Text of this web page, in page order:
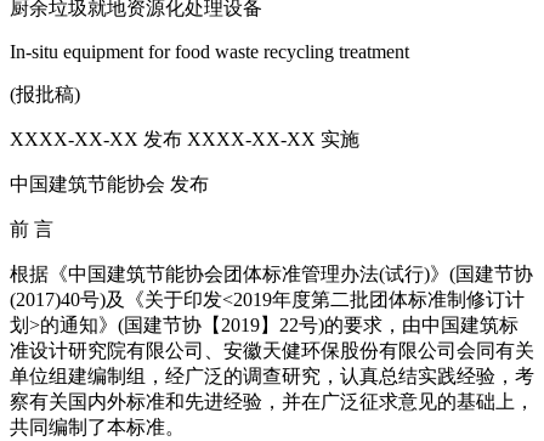
厨余垃圾就地资源化处理设备
In-situ equipment for food waste recycling treatment
(报批稿)
XXXX-XX-XX 发布 XXXX-XX-XX 实施
中国建筑节能协会 发布
前 言
根据《中国建筑节能协会团体标准管理办法(试行)》(国建节协
(2017)40号)及《关于印发<2019年度第二批团体标准制修订计
划>的通知》(国建节协【2019】22号)的要求，由中国建筑标
准设计研究院有限公司、安徽天健环保股份有限公司会同有关
单位组建编制组，经广泛的调查研究，认真总结实践经验，考
察有关国内外标准和先进经验，并在广泛征求意见的基础上，
共同编制了本标准。